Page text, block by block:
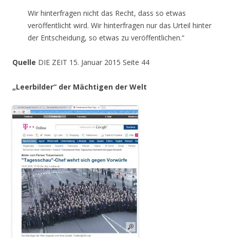
Wir hinterfragen nicht das Recht, dass so etwas
veröffentlicht wird. Wir hinterfragen nur das Urteil hinter
der Entscheidung, so etwas zu veröffentlichen.“
Quelle DIE ZEIT 15. Januar 2015 Seite 44
„Leerbilder“ der Mächtigen der Welt